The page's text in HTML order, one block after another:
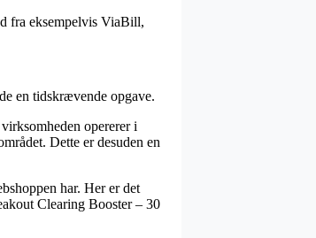
fra eksempelvis ViaBill,
en tidskrævende opgave.
opererer i
Dette er desuden en
har. Her er det
Clearing Booster – 30